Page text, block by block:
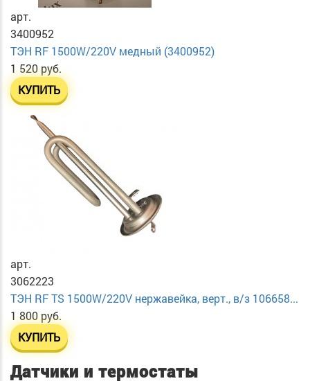
арт.
3400952
ТЭН RF 1500W/220V медный (3400952)
1 520 руб.
КУПИТЬ
арт.
3062223
ТЭН RF TS 1500W/220V нержавейка, верт., в/з 106658...
1 800 руб.
КУПИТЬ
Датчики и термостаты